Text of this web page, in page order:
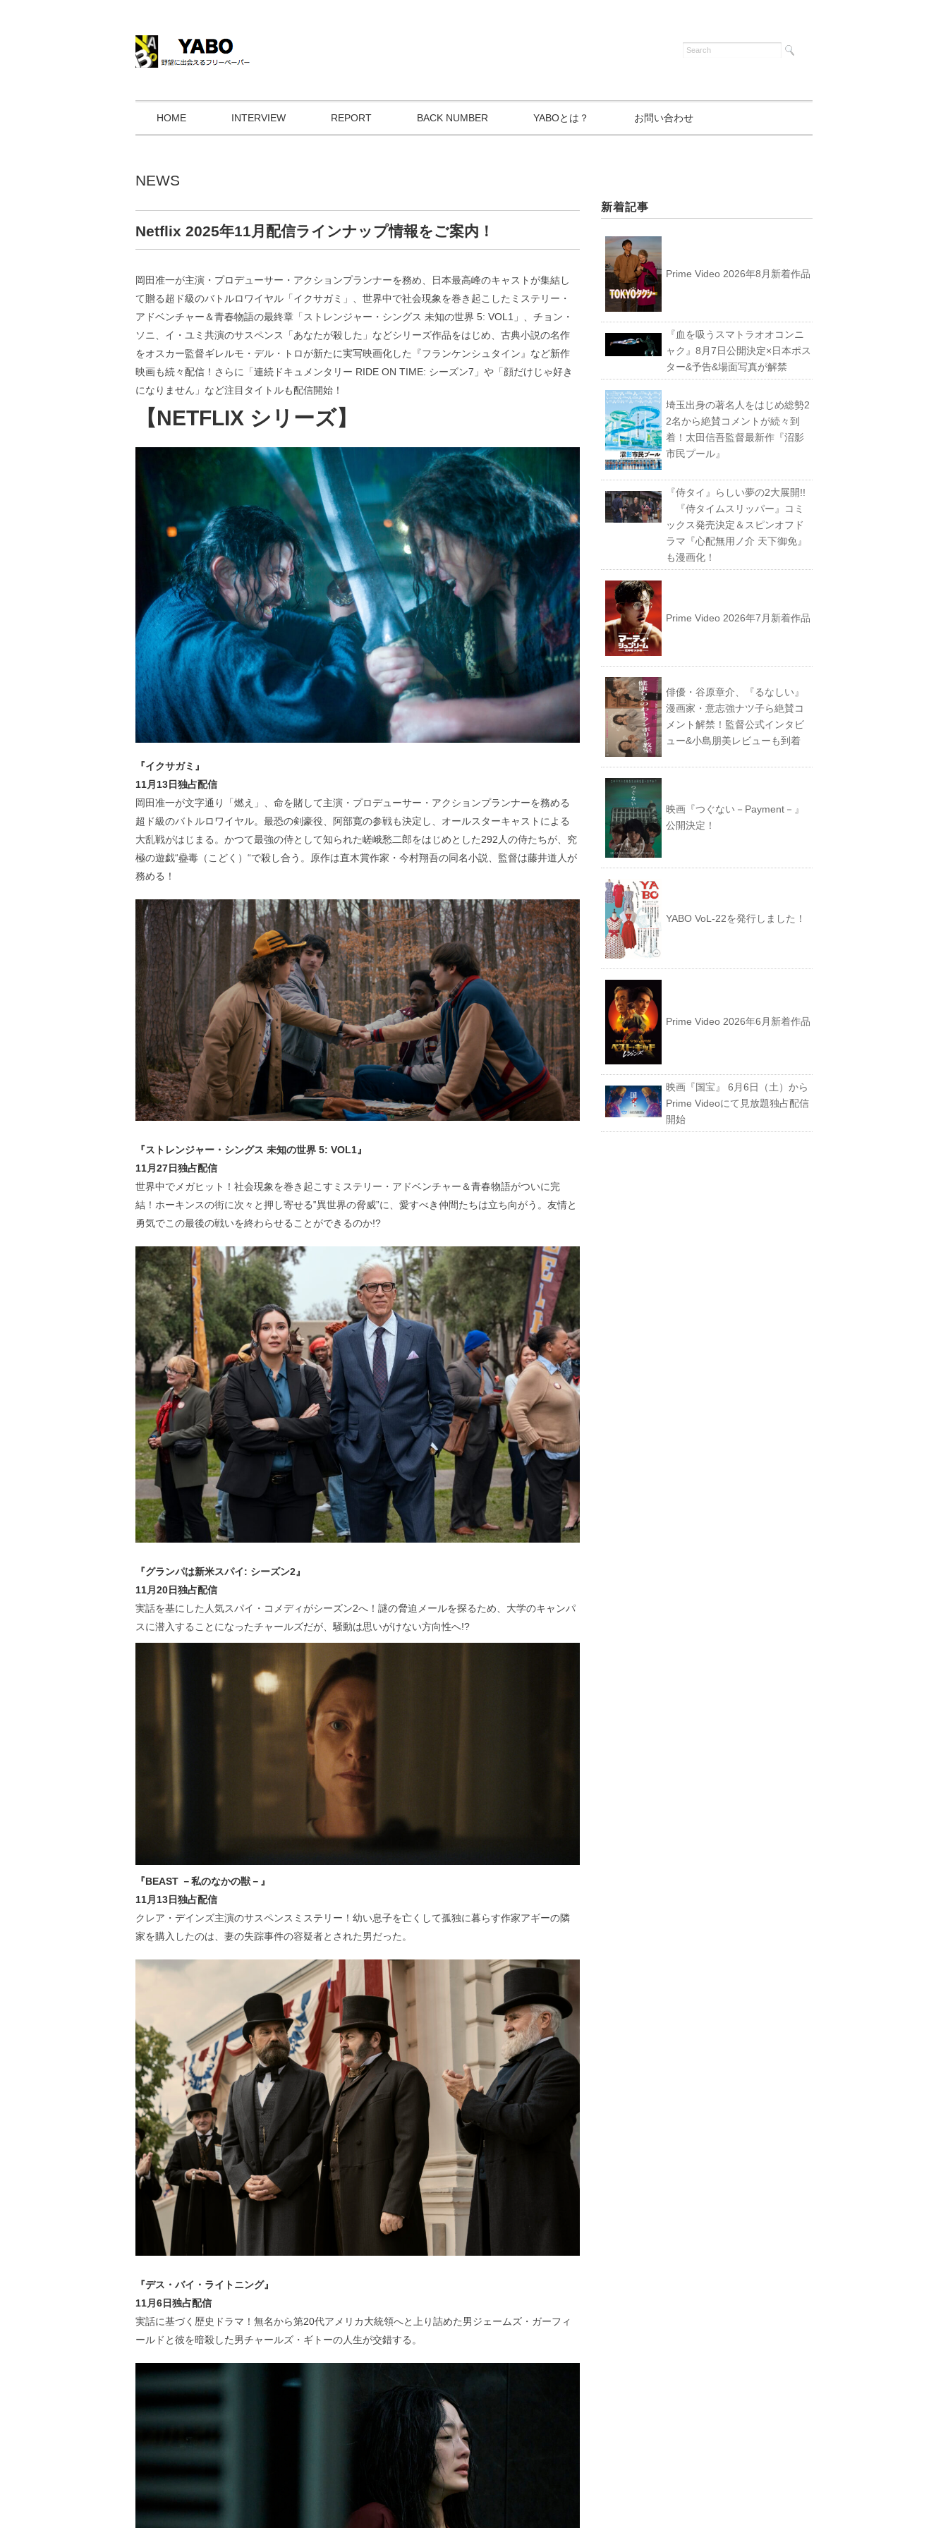
HOME INTERVIEW REPORT BACK NUMBER YABOとは？ お問い合わせ
NEWS
Netflix 2025年11月配信ラインナップ情報をご案内！
岡田准一が主演・プロデューサー・アクションプランナーを務め、日本最高峰のキャストが集結し
て贈る超ド級のバトルロワイヤル「イクサガミ」、世界中で社会現象を巻き起こしたミステリー・
アドベンチャー＆青春物語の最終章「ストレンジャー・シングス 未知の世界 5: VOL1」、チョン・
ソニ、イ・ユミ共演のサスペンス「あなたが殺した」などシリーズ作品をはじめ、古典小説の名作
をオスカー監督ギレルモ・デル・トロが新たに実写映画化した『フランケンシュタイン』など新作
映画も続々配信！さらに「連続ドキュメンタリー RIDE ON TIME: シーズン7」や「顔だけじゃ好き
になりません」など注目タイトルも配信開始！
【NETFLIX シリーズ】
『イクサガミ』
11月13日独占配信
岡田准一が文字通り「燃え」、命を賭して主演・プロデューサー・アクションプランナーを務める
超ド級のバトルロワイヤル。最恐の剣豪役、阿部寛の参戦も決定し、オールスターキャストによる
大乱戦がはじまる。かつて最強の侍として知られた嵯峨愁二郎をはじめとした292人の侍たちが、究
極の遊戯“蠱毒（こどく）“で殺し合う。原作は直木賞作家・今村翔吾の同名小説、監督は藤井道人が
務める！
『ストレンジャー・シングス 未知の世界 5: VOL1』
11月27日独占配信
世界中でメガヒット！社会現象を巻き起こすミステリー・アドベンチャー＆青春物語がついに完
結！ホーキンスの街に次々と押し寄せる‟異世界の脅威”に、愛すべき仲間たちは立ち向がう。友情と
勇気でこの最後の戦いを終わらせることができるのか!?
『グランパは新米スパイ: シーズン2』
11月20日独占配信
実話を基にした人気スパイ・コメディがシーズン2へ！謎の脅迫メールを探るため、大学のキャンパ
スに潜入することになったチャールズだが、騒動は思いがけない方向性へ!?
『BEAST －私のなかの獣－』
11月13日独占配信
クレア・デインズ主演のサスペンスミステリー！幼い息子を亡くして孤独に暮らす作家アギーの隣
家を購入したのは、妻の失踪事件の容疑者とされた男だった。
『デス・バイ・ライトニング』
11月6日独占配信
実話に基づく歴史ドラマ！無名から第20代アメリカ大統領へと上り詰めた男ジェームズ・ガーフィ
ールドと彼を暗殺した男チャールズ・ギトーの人生が交錯する。
新着記事
Prime Video 2026年8月新着作品
『血を吸うスマトラオオコンニ
ャク』8月7日公開決定×日本ポス
ター&予告&場面写真が解禁
埼玉出身の著名人をはじめ総勢2
2名から絶賛コメントが続々到
着！太田信吾監督最新作『沼影
市民プール』
『侍タイ』らしい夢の2大展開!!
『侍タイムスリッパー』コミ
ックス発売決定＆スピンオフド
ラマ『心配無用ノ介 天下御免』
も漫画化！
Prime Video 2026年7月新着作品
俳優・谷原章介、『るなしい』
漫画家・意志強ナツ子ら絶賛コ
メント解禁！監督公式インタビ
ュー&小島朋美レビューも到着
映画『つぐない－Payment－』
公開決定！
YABO VoL‐22を発行しました！
Prime Video 2026年6月新着作品
映画『国宝』 6月6日（土）から
Prime Videoにて見放題独占配信
開始